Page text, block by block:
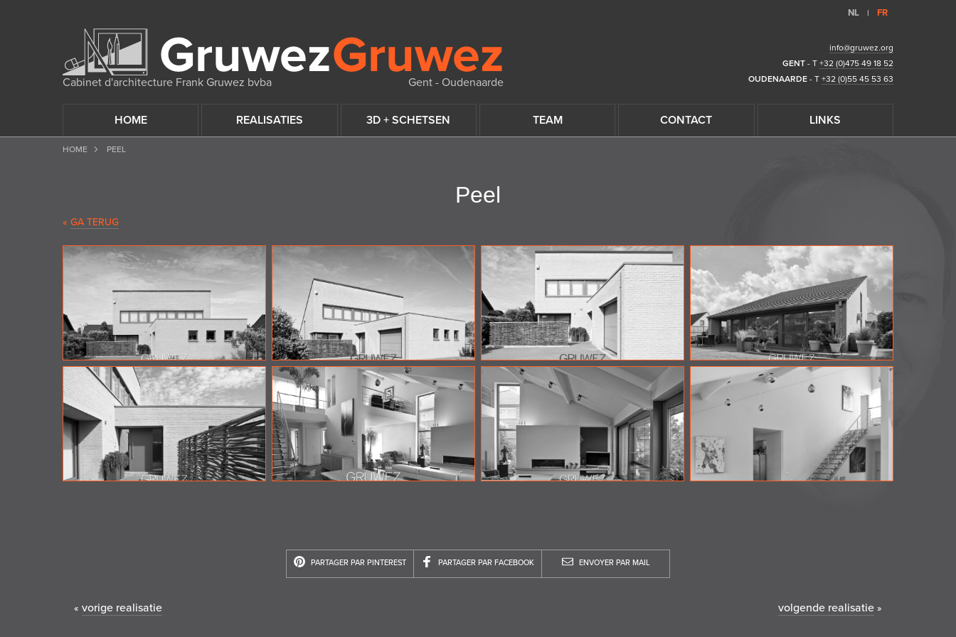
NL | FR
Cabinet d'architecture Frank Gruwez bvba Gent - Oudenaarde
info@gruwez.org
GENT - T +32 (0)475 49 18 52
OUDENAARDE - T +32 (0)55 45 53 63
HOME REALISATIES 3D + SCHETSEN TEAM CONTACT LINKS
HOME PEEL
Peel
« GA TERUG
PARTAGER PAR PINTEREST PARTAGER PAR FACEBOOK ENVOYER PAR MAIL
« vorige realisatie volgende realisatie »